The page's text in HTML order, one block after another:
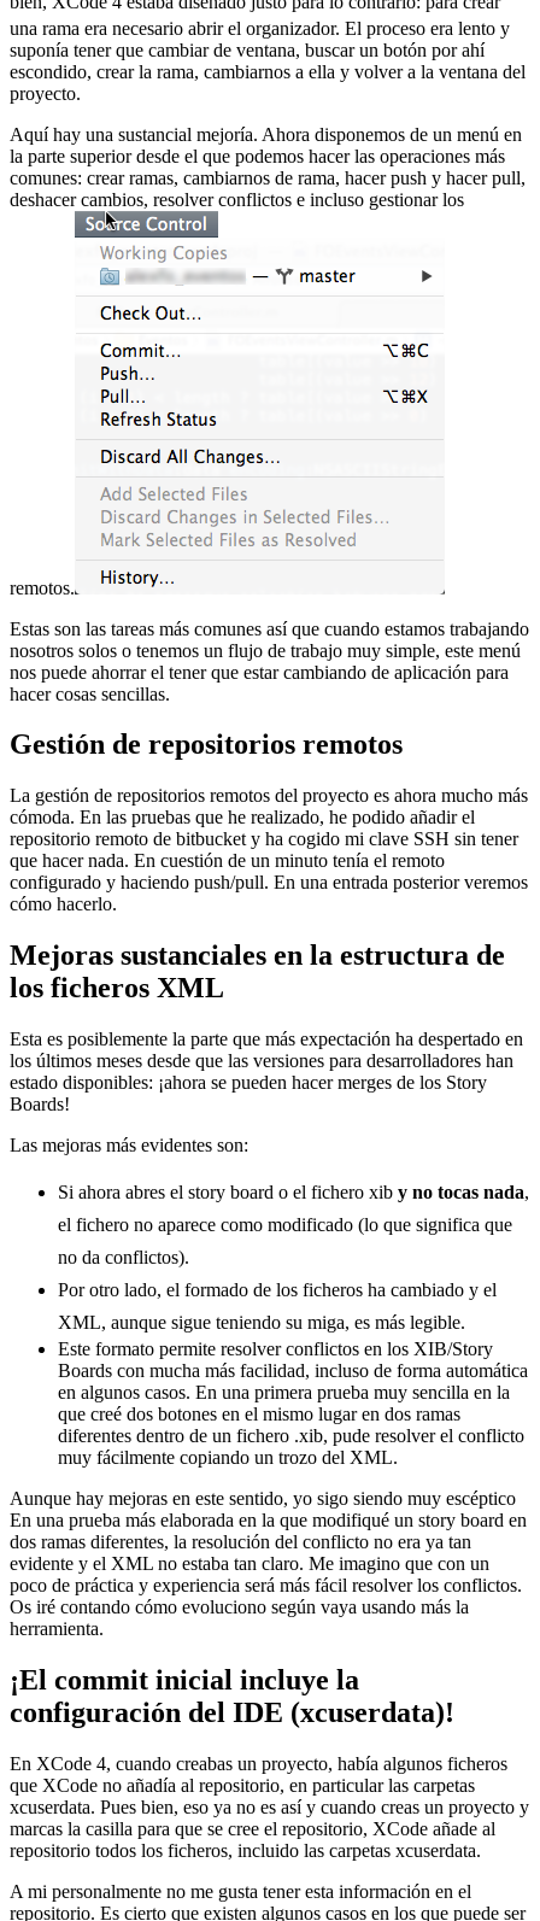
una rama era necesario abrir el organizador. El proceso era lento y
suponía tener que cambiar de ventana, buscar un botón por ahí
escondido, crear la rama, cambiarnos a ella y volver a la ventana del
proyecto.
Aquí hay una sustancial mejoría. Ahora disponemos de un menú en
la parte superior desde el que podemos hacer las operaciones más
comunes: crear ramas, cambiarnos de rama, hacer push y hacer pull,
deshacer cambios, resolver conflictos e incluso gestionar los
remotos.
Estas son las tareas más comunes así que cuando estamos trabajando
nosotros solos o tenemos un flujo de trabajo muy simple, este menú
nos puede ahorrar el tener que estar cambiando de aplicación para
hacer cosas sencillas.
Gestión de repositorios remotos
La gestión de repositorios remotos del proyecto es ahora mucho más
cómoda. En las pruebas que he realizado, he podido añadir el
repositorio remoto de bitbucket y ha cogido mi clave SSH sin tener
que hacer nada. En cuestión de un minuto tenía el remoto
configurado y haciendo push/pull. En una entrada posterior veremos
cómo hacerlo.
Mejoras sustanciales en la estructura de
los ficheros XML
Esta es posiblemente la parte que más expectación ha despertado en
los últimos meses desde que las versiones para desarrolladores han
estado disponibles: ¡ahora se pueden hacer merges de los Story
Boards!
Las mejoras más evidentes son:
Si ahora abres el story board o el fichero xib y no tocas nada,
el fichero no aparece como modificado (lo que significa que
no da conflictos).
Por otro lado, el formado de los ficheros ha cambiado y el
XML, aunque sigue teniendo su miga, es más legible.
Este formato permite resolver conflictos en los XIB/Story
Boards con mucha más facilidad, incluso de forma automática
en algunos casos. En una primera prueba muy sencilla en la
que creé dos botones en el mismo lugar en dos ramas
diferentes dentro de un fichero .xib, pude resolver el conflicto
muy fácilmente copiando un trozo del XML.
Aunque hay mejoras en este sentido, yo sigo siendo muy escéptico
En una prueba más elaborada en la que modifiqué un story board en
dos ramas diferentes, la resolución del conflicto no era ya tan
evidente y el XML no estaba tan claro. Me imagino que con un
poco de práctica y experiencia será más fácil resolver los conflictos.
Os iré contando cómo evoluciono según vaya usando más la
herramienta.
¡El commit inicial incluye la
configuración del IDE (xcuserdata)!
En XCode 4, cuando creabas un proyecto, había algunos ficheros
que XCode no añadía al repositorio, en particular las carpetas
xcuserdata. Pues bien, eso ya no es así y cuando creas un proyecto y
marcas la casilla para que se cree el repositorio, XCode añade al
repositorio todos los ficheros, incluido las carpetas xcuserdata.
A mi personalmente no me gusta tener esta información en el
repositorio. Es cierto que existen algunos casos en los que puede ser